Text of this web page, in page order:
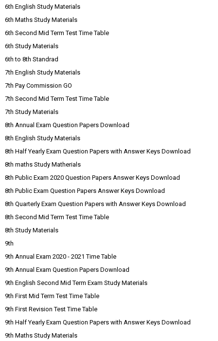
6th English Study Materials
6th Maths Study Materials
6th Second Mid Term Test Time Table
6th Study Materials
6th to 8th Standrad
7th English Study Materials
7th Pay Commission GO
7th Second Mid Term Test Time Table
7th Study Materials
8th Annual Exam Question Papers Download
8th English Study Materials
8th Half Yearly Exam Question Papers with Answer Keys Download
8th maths Study Matherials
8th Public Exam 2020 Question Papers Answer Keys Download
8th Public Exam Question Papers Answer Keys Download
8th Quarterly Exam Question Papers with Answer Keys Download
8th Second Mid Term Test Time Table
8th Study Materials
9th
9th Annual Exam 2020 - 2021 Time Table
9th Annual Exam Question Papers Download
9th English Second Mid Term Exam Study Materials
9th First Mid Term Test Time Table
9th First Revision Test Time Table
9th Half Yearly Exam Question Papers with Answer Keys Download
9th Maths Study Materials